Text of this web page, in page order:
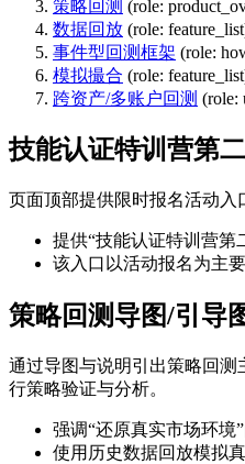
策略回测 (role:
数据回放 (role:
事件型回测框架 (role:
模拟撮合 (role:
跨资产/多账户回测 (role:
技能认证特训营第
页面顶部提供限时报名活动入
提供“技能认证特训营第
该入口以活动报名为主要
策略回测导图/引导
通过导图与说明引出策略回
行策略验证与分析。
强调“还原真实市场环境
使用历史数据回放模拟